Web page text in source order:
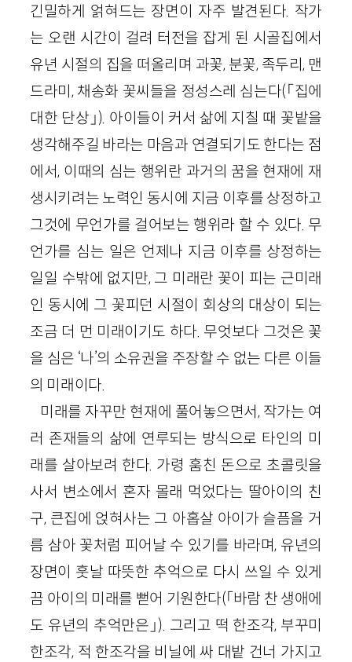
긴밀하게 얽혀드는 장면이 자주 발견된다. 작가
는 오랜 시간이 걸려 터전을 잡게 된 시골집에서
유년 시절의 집을 떠올리며 과꽃, 분꽃, 족두리, 맨
드라미, 채송화 꽃씨들을 정성스레 심는다(「집에
대한 단상」). 아이들이 커서 삶에 지칠 때 꽃밭을
생각해주길 바라는 마음과 연결되기도 한다는 점
에서, 이때의 심는 행위란 과거의 꿈을 현재에 재
생시키려는 노력인 동시에 지금 이후를 상정하고
그것에 무언가를 걸어보는 행위라 할 수 있다. 무
언가를 심는 일은 언제나 지금 이후를 상정하는
일일 수밖에 없지만, 그 미래란 꽃이 피는 근미래
인 동시에 그 꽃피던 시절이 회상의 대상이 되는
조금 더 먼 미래이기도 하다. 무엇보다 그것은 꽃
을 심은 ‘나’의 소유권을 주장할 수 없는 다른 이들
의 미래이다.
미래를 자꾸만 현재에 풀어놓으면서, 작가는 여
러 존재들의 삶에 연루되는 방식으로 타인의 미
래를 살아보려 한다. 가령 훔친 돈으로 초콜릿을
사서 변소에서 혼자 몰래 먹었다는 딸아이의 친
구, 큰집에 얹혀사는 그 아홉살 아이가 슬픔을 거
름 삼아 꽃처럼 피어날 수 있기를 바라며, 유년의
장면이 훗날 따뜻한 추억으로 다시 쓰일 수 있게
끔 아이의 미래를 뻗어 기원한다(「바람 찬 생애에
도 유년의 추억만은」). 그리고 떡 한조각, 부꾸미
한조각, 적 한조각을 비닐에 싸 대밭 건너 가지고